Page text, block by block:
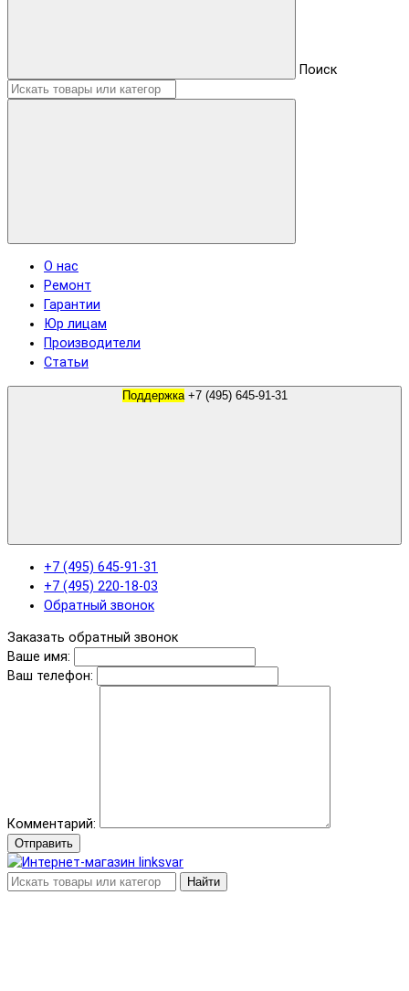
Поиск
О нас
Ремонт
Гарантии
Юр лицам
Производители
Статьи
Поддержка
+7 (495) 645-91-31
+7 (495) 220-18-03
Обратный звонок
Заказать обратный звонок
Ваше имя:
Ваш телефон:
Комментарий:
Отправить
Найти